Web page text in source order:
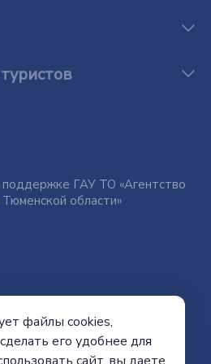
ГАУ ТО «Агентство
области»
номер
файлы cookies,
его удобнее для